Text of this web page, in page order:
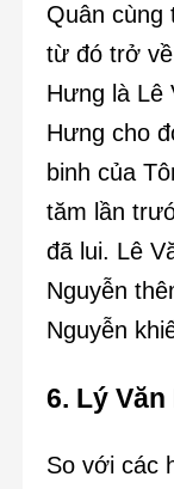
Quân cùng
từ đó trở
Hưng là Lê
Hưng cho
binh của
tăm lần
đã lui. Lê
Nguyễn
Nguyễn
6. Lý
So với các